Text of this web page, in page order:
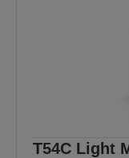
T54C Light